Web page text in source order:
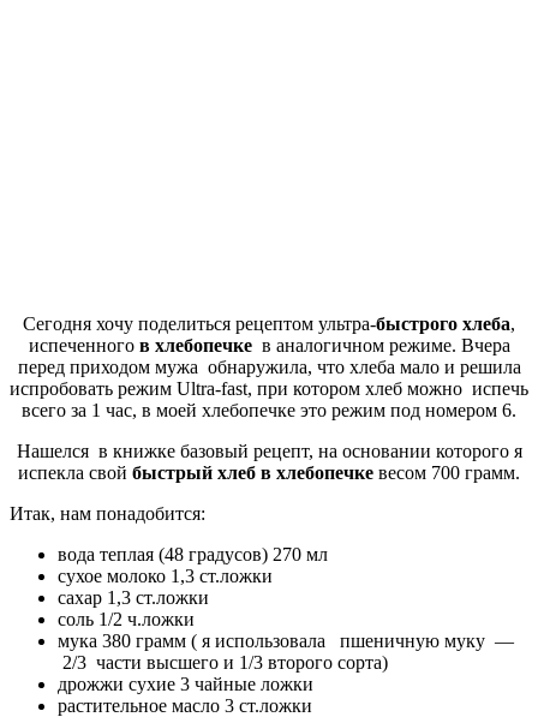
Сегодня хочу поделиться рецептом ультра-быстрого хлеба,
испеченногов хлебопечкев аналогичном режиме. Вчера
перед приходом мужа обнаружила, что хлеба мало и решила
испробовать режим Ultra-fast, при котором хлеб можно испечь
всего за 1 час, в моей хлебопечке это режим под номером 6.
Нашелся в книжке базовый рецепт, на основании которого я
испекла свой быстрый хлеб в хлебопечке весом 700 грамм.
Итак, нам понадобится:
вода теплая (48 градусов) 270 мл
сухое молоко 1,3 ст.ложки
сахар 1,3 ст.ложки
соль 1/2 ч.ложки
мука 380 грамм ( я использовала пшеничную муку —
2/3 части высшего и 1/3 второго сорта)
дрожжи сухие 3 чайные ложки
растительное масло 3 ст.ложки